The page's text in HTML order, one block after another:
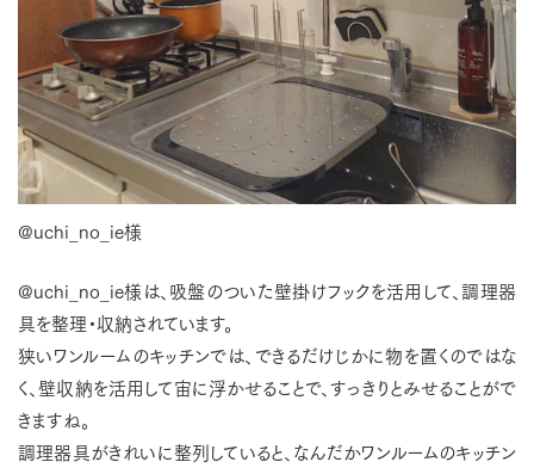
@uchi_no_ie様
@uchi_no_ie様は、吸盤のついた壁掛けフックを活用して、調理器
具を整理・収納されています。
狭いワンルームのキッチンでは、できるだけじかに物を置くのではな
く、壁収納を活用して宙に浮かせることで、すっきりとみせることがで
きますね。
調理器具がきれいに整列していると、なんだかワンルームのキッチン